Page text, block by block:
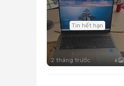
Tin hết hạn
2 tháng trước 6